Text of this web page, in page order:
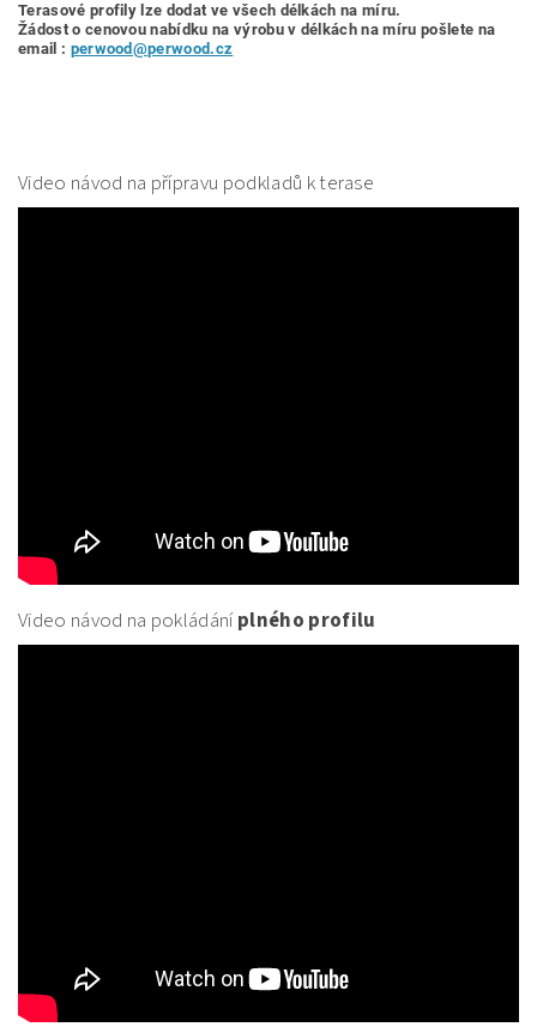
Terasové profily lze dodat ve všech délkách na míru.
Žádost o cenovou nabídku na výrobu v délkách na míru pošlete na
email : perwood@perwood.cz
Video návod na přípravu podkladů k terase
Video návod na pokládáníplného profilu